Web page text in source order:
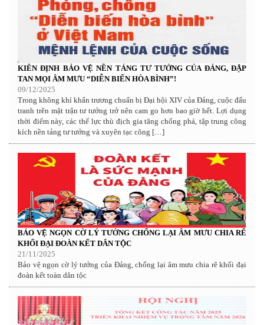
KIÊN ĐỊNH BẢO VỆ NỀN TẢNG TƯ TƯỞNG CỦA ĐẢNG, ĐẬP
TAN MỌI ÂM MƯU “DIỄN BIẾN HÒA BÌNH”!
09/12/2025
Trong không khí khẩn trương chuẩn bị Đại hội XIV của Đảng, cuộc đấu
tranh trên mặt trận tư tưởng trở nên cam go hơn bao giờ hết. Lợi dụng
thời điểm này, các thế lực thù địch gia tăng chống phá, tập trung công
kích nền tảng tư tưởng và xuyên tạc công […]
BẢO VỆ NGỌN CỜ LÝ TƯỞNG CHỐNG LẠI ÂM MƯU CHIA RẼ
KHỐI ĐẠI ĐOÀN KẾT DÂN TỘC
21/11/2025
Bảo vệ ngọn cờ lý tưởng của Đảng, chống lại âm mưu chia rẽ khối đại
đoàn kết toàn dân tộc